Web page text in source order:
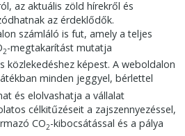
az aktuális zöld hírekről és
az érdeklődők.
számláló is fut, amely a teljes
2-megtakarítást mutatja
közlekedéshez képest. A weboldalon
minden jeggyel, bérlettel
és elolvashatja a vállalat
célkitűzéseit a zajszennyezéssel,
CO2-kibocsátással és a pálya